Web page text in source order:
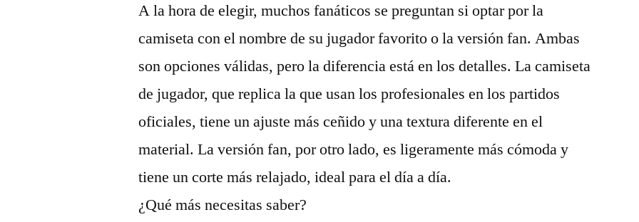
A la hora de elegir, muchos fanáticos se preguntan si optar por la
camiseta con el nombre de su jugador favorito o la versión fan. Ambas
son opciones válidas, pero la diferencia está en los detalles. La camiseta
de jugador, que replica la que usan los profesionales en los partidos
oficiales, tiene un ajuste más ceñido y una textura diferente en el
material. La versión fan, por otro lado, es ligeramente más cómoda y
tiene un corte más relajado, ideal para el día a día.
¿Qué más necesitas saber?